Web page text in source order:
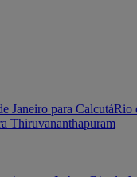
Janeiro para CalcutáRio
Thiruvananthapuram